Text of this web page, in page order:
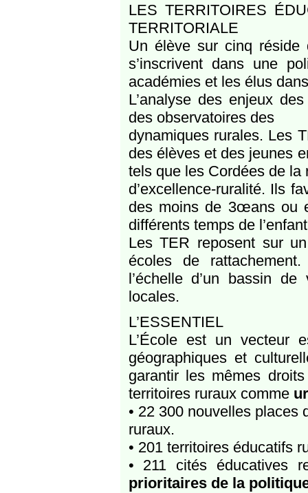
LES TERRITOIRES
TERRITORIALE
Un élève sur cinq réside
s’inscrivent dans une
académies et les élus
L’analyse des enjeux
des observatoires des
dynamiques rurales. Les
des élèves et des jeunes
tels que les Cordées de la
d’excellence-ruralité. Ils
des moins de 3œans ou
différents temps de
Les TER reposent sur
écoles de
l’échelle d’un bassin
locales.
L’ESSENTIEL
L’École est un vecteur
géographiques et
garantir les mêmes
territoires ruraux comme
• 22 300 nouvelles places
ruraux.
• 201 territoires éducatifs
• 211 cités éducatives
prioritaires de la